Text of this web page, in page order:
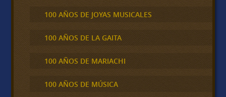
100 AÑOS DE JOYAS MUSICALES
100 AÑOS DE LA GAITA
100 AÑOS DE MARIACHI
100 AÑOS DE MÚSICA